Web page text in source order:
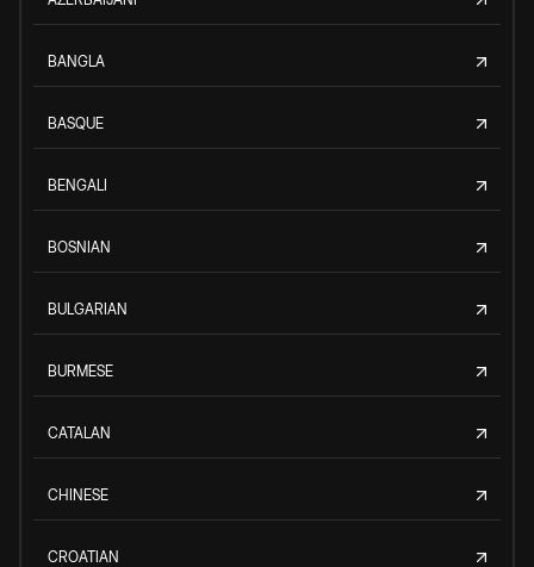
BANGLA
BASQUE
BENGALI
BOSNIAN
BULGARIAN
BURMESE
CATALAN
CHINESE
CROATIAN